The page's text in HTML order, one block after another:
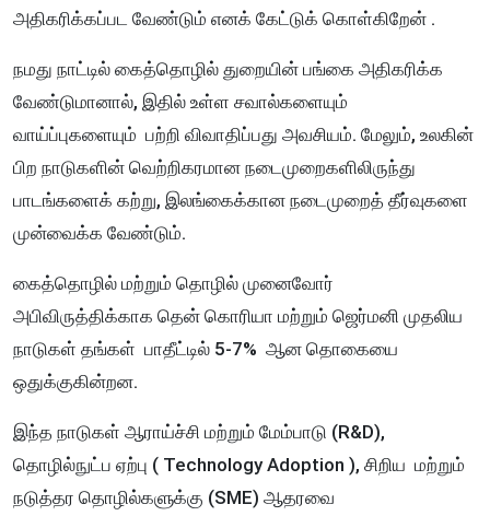
அதிகரிக்கப்பட வேண்டும் எனக் கேட்டுக் கொள்கிறேன் .
நமது நாட்டில் கைத்தொழில் துறையின் பங்கை அதிகரிக்க
வேண்டுமானால், இதில் உள்ள சவால்களையும்
வாய்ப்புகளையும் பற்றி விவாதிப்பது அவசியம். மேலும், உலகின்
பிற நாடுகளின் வெற்றிகரமான நடைமுறைகளிலிருந்து
பாடங்களைக் கற்று, இலங்கைக்கான நடைமுறைத் தீர்வுகளை
முன்வைக்க வேண்டும்.
கைத்தொழில் மற்றும் தொழில் முனைவோர்
அபிவிருத்திக்காக தென் கொரியா மற்றும் ஜெர்மனி முதலிய
நாடுகள் தங்கள் பாதீட்டில் 5-7% ஆன தொகையை
ஒதுக்குகின்றன.
இந்த நாடுகள் ஆராய்ச்சி மற்றும் மேம்பாடு (R&D),
தொழில்நுட்ப ஏற்பு ( Technology Adoption ), சிறிய மற்றும்
நடுத்தர தொழில்களுக்கு (SME) ஆதரவை